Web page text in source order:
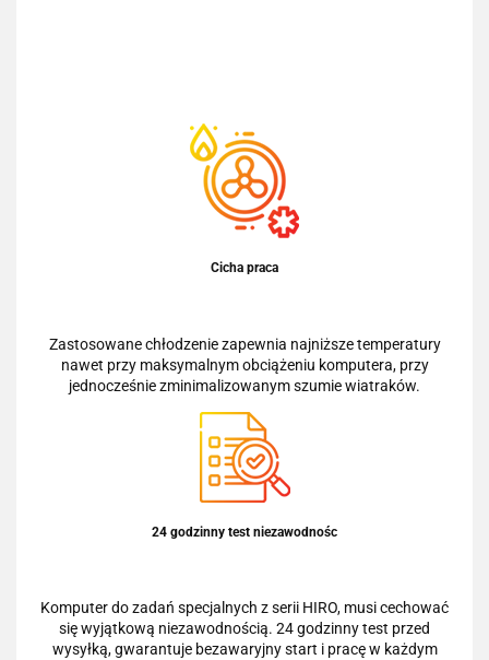
Cicha praca
Zastosowane chłodzenie zapewnia najniższe temperatury
nawet przy maksymalnym obciążeniu komputera, przy
jednocześnie zminimalizowanym szumie wiatraków.
24 godzinny test niezawodnośc
Komputer do zadań specjalnych z serii HIRO, musi cechować
się wyjątkową niezawodnością. 24 godzinny test przed
wysyłką, gwarantuje bezawaryjny start i pracę w każdym